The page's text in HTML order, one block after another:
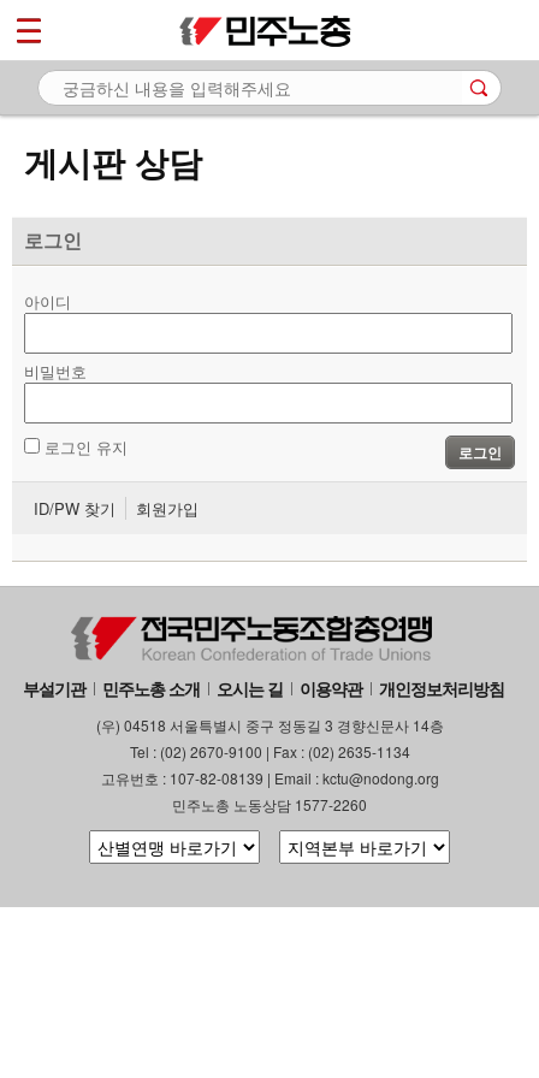
게시판 상담
로그인
아이디
비밀번호
로그인 유지 로그인
ID/PW 찾기 회원가입
부설기관 민주노총 소개 오시는 길 이용약관 개인정보처리방침
(우) 04518 서울특별시 중구 정동길 3 경향신문사 14층
Tel : (02) 2670-9100 | Fax : (02) 2635-1134
고유번호 : 107-82-08139 | Email : kctu@nodong.org
민주노총 노동상담 1577-2260
마이페이지
소개
노동상담
- 게시판 상담
- 바로보기
- 찾아보기
- 전국 노동상담소 안내
자료
부설기관